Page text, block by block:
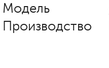
Модель
Производство